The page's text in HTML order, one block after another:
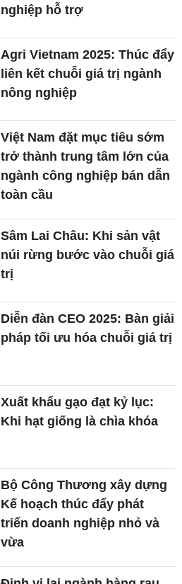
nghiệp hỗ trợ
Agri Vietnam 2025: Thúc đẩy
liên kết chuỗi giá trị ngành
nông nghiệp
Việt Nam đặt mục tiêu sớm
trở thành trung tâm lớn của
ngành công nghiệp bán dẫn
toàn cầu
Sâm Lai Châu: Khi sản vật
núi rừng bước vào chuỗi giá
trị
Diễn đàn CEO 2025: Bàn giải
pháp tối ưu hóa chuỗi giá trị
Xuất khẩu gạo đạt kỷ lục:
Khi hạt giống là chìa khóa
Bộ Công Thương xây dựng
Kế hoạch thúc đẩy phát
triển doanh nghiệp nhỏ và
vừa